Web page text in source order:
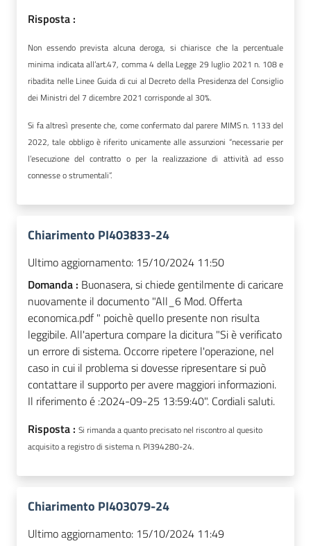
Risposta :
Non essendo prevista alcuna deroga, si chiarisce che la percentuale
minima indicata all’art.47, comma 4 della Legge 29 luglio 2021 n. 108 e
ribadita nelle Linee Guida di cui al Decreto della Presidenza del Consiglio
dei Ministri del 7 dicembre 2021 corrisponde al 30%.
Si fa altresì presente che, come confermato dal parere MIMS n. 1133 del
2022, tale obbligo è riferito unicamente alle assunzioni “necessarie per
l’esecuzione del contratto o per la realizzazione di attività ad esso
connesse o strumentali”.
Chiarimento PI403833-24
Ultimo aggiornamento: 15/10/2024 11:50
Domanda : Buonasera, si chiede gentilmente di caricare
nuovamente il documento "All_6 Mod. Offerta
economica.pdf " poichè quello presente non risulta
leggibile. All'apertura compare la dicitura "Si è verificato
un errore di sistema. Occorre ripetere l'operazione, nel
caso in cui il problema si dovesse ripresentare si può
contattare il supporto per avere maggiori informazioni.
Il riferimento é :2024-09-25 13:59:40". Cordiali saluti.
Risposta : Si rimanda a quanto precisato nel riscontro al quesito
acquisito a registro di sistema n. PI394280-24.
Chiarimento PI403079-24
Ultimo aggiornamento: 15/10/2024 11:49